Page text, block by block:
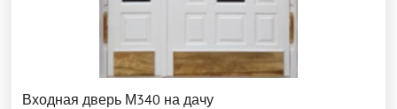
Входная дверь М340 на дачу